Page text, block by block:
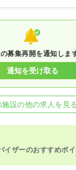
募集再開を通知しま
通知を受け取る
施設の他の求人を見る
イザーのおすすめポイ